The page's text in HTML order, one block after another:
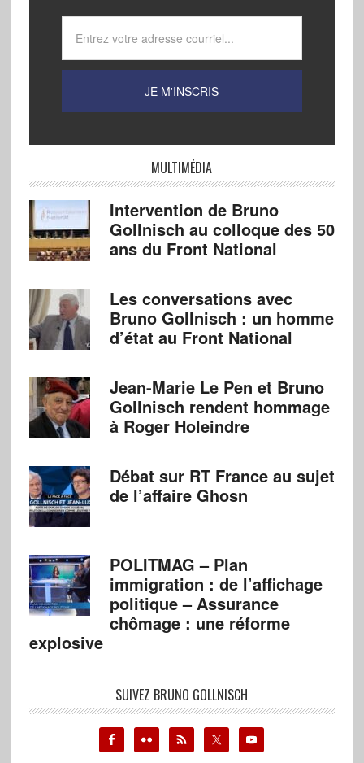
MULTIMÉDIA
Intervention de Bruno
Gollnisch au colloque des 50
ans du Front National
Les conversations avec
Bruno Gollnisch : un homme
d’état au Front National
Jean-Marie Le Pen et Bruno
Gollnisch rendent hommage
à Roger Holeindre
Débat sur RT France au sujet
de l’affaire Ghosn
POLITMAG – Plan
immigration : de l’affichage
politique – Assurance
chômage : une réforme
explosive
SUIVEZ BRUNO GOLLNISCH